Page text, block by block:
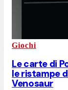
Giochi
Le carte di
le ristampe
Venosaur